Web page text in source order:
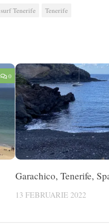
surf Tenerife Tenerife
0
Garachico, Tenerife,
13 FEBRUARIE 2022